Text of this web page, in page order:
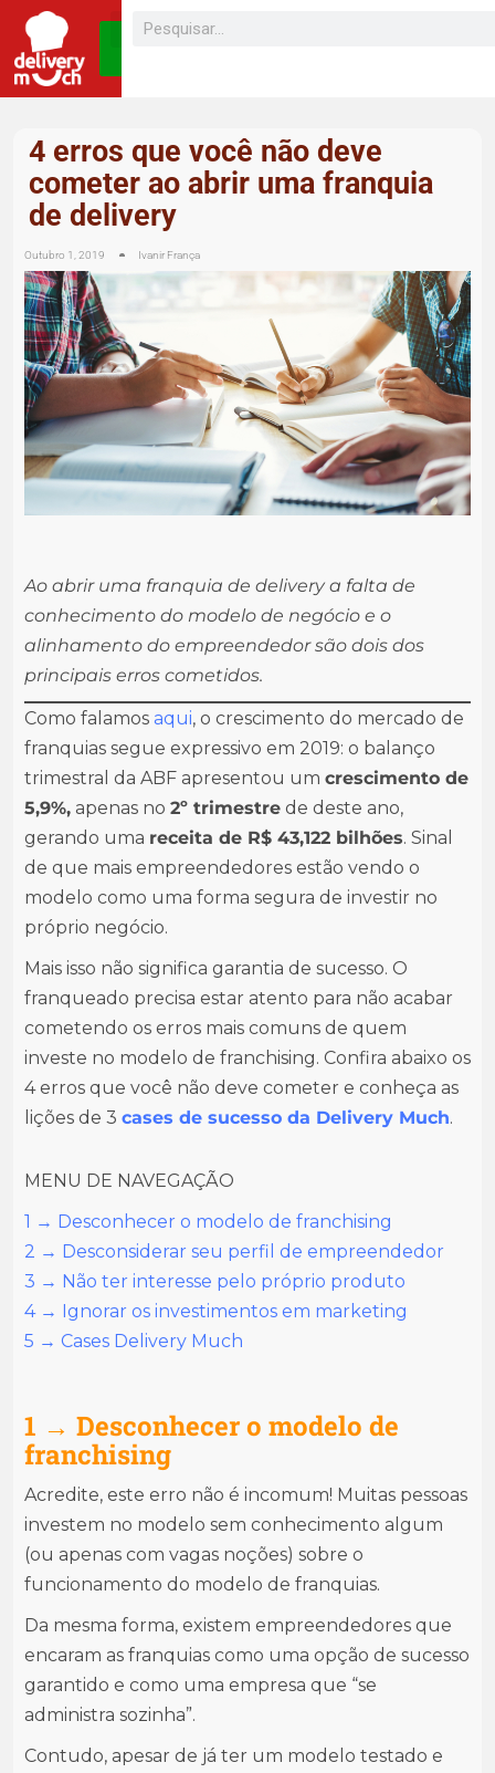
SEJA UM
4 erros que você não deve
cometer ao abrir uma franquia
de delivery
Outubro 1, 2019 Ivanir França
Ao abrir uma franquia de delivery a falta de
conhecimento do modelo de negócio e o
alinhamento do empreendedor são dois dos
principais erros cometidos.
Como falamos aqui, o crescimento do mercado de
franquias segue expressivo em 2019: o balanço
trimestral da ABF apresentou um crescimento de
5,9%, apenas no 2º trimestre de deste ano,
gerando uma receita de R$ 43,122 bilhões. Sinal
de que mais empreendedores estão vendo o
modelo como uma forma segura de investir no
próprio negócio.
Mais isso não significa garantia de sucesso. O
franqueado precisa estar atento para não acabar
cometendo os erros mais comuns de quem
investe no modelo de franchising. Confira abaixo os
4 erros que você não deve cometer e conheça as
lições de 3 cases de sucesso da Delivery Much.
MENU DE NAVEGAÇÃO
1 → Desconhecer o modelo de franchising
2 → Desconsiderar seu perfil de empreendedor
3 → Não ter interesse pelo próprio produto
4 → Ignorar os investimentos em marketing
5 → Cases Delivery Much
1 → Desconhecer o modelo de
franchising
Acredite, este erro não é incomum! Muitas pessoas
investem no modelo sem conhecimento algum
(ou apenas com vagas noções) sobre o
funcionamento do modelo de franquias.
Da mesma forma, existem empreendedores que
encaram as franquias como uma opção de sucesso
garantido e como uma empresa que “se
administra sozinha”.
Contudo, apesar de já ter um modelo testado e